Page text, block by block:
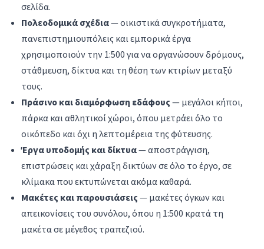
σελίδα.
Πολεοδομικά σχέδια— οικιστικά συγκροτήματα,
πανεπιστημιουπόλεις και εμπορικά έργα
χρησιμοποιούν την 1:500 για να οργανώσουν δρόμους,
στάθμευση, δίκτυα και τη θέση των κτιρίων μεταξύ
τους.
Πράσινο και διαμόρφωση εδάφους— μεγάλοι κήποι,
πάρκα και αθλητικοί χώροι, όπου μετράει όλο το
οικόπεδο και όχι η λεπτομέρεια της φύτευσης.
Έργα υποδομής και δίκτυα— αποστράγγιση,
επιστρώσεις και χάραξη δικτύων σε όλο το έργο, σε
κλίμακα που εκτυπώνεται ακόμα καθαρά.
Μακέτες και παρουσιάσεις— μακέτες όγκων και
απεικονίσεις του συνόλου, όπου η 1:500 κρατά τη
μακέτα σε μέγεθος τραπεζιού.